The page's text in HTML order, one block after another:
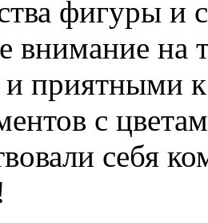
фигуры и
внимание на
приятными
с
себя